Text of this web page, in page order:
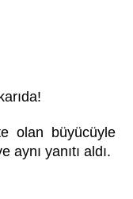
olan büyücüyle
aynı yanıtı aldı.